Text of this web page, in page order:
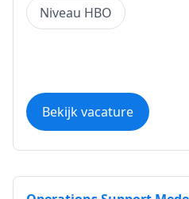
Niveau HBO
Bekijk vacature